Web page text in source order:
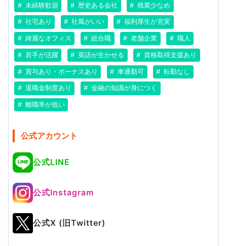
未経験歓迎 歴史ある会社 残業少なめ
社宅あり 社風がいい 福利厚生が充実
綺麗なオフィス 総合職 老舗企業 職人
若手が活躍 英語が生かせる 資格取得支援あり
賞与あり・ボーナスあり 車通勤可 転勤なし
退職金制度あり 金融の知識が身につく
離職率が低い
公式アカウント
公式LINE
公式Instagram
公式X (旧Twitter)